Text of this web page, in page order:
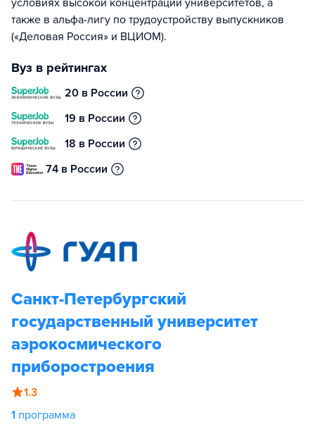
условиях высокой концентрации университетов, а
также в альфа-лигу по трудоустройству выпускников
(«Деловая Россия» и ВЦИОМ).
Вуз в рейтингах
20 в России
19 в России
18 в России
74 в России
Санкт-Петербургский
государственный университет
аэрокосмического
приборостроения
1.3
1 программа